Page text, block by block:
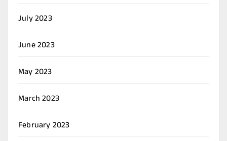
July 2023
June 2023
May 2023
March 2023
February 2023